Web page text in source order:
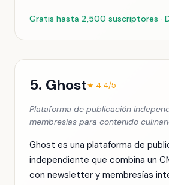
Gratis hasta 2,500 suscriptores ·
5. Ghost★ 4.4/5
Plataforma de publicación
membresías para contenido
Ghost es una plataforma de
independiente que combina un
con newsletter y membresías